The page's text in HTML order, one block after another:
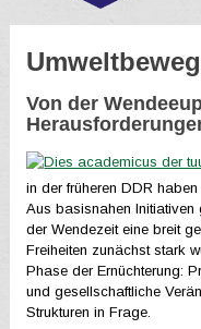
Von der
in der früheren DDR
Aus basisnahen Initiativen
der Wendezeit eine breit
Freiheiten zunächst stark
Phase der Ernüchterung:
und gesellschaftliche
Strukturen in Frage.